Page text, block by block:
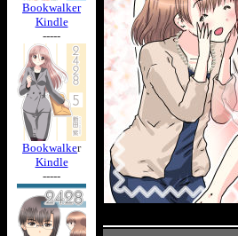
Bookwalker
Kindle
-----
Bookwalker
Kindle
-----